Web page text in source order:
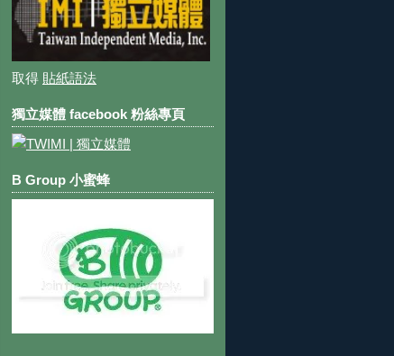
取得 貼紙語法
獨立媒體 facebook 粉絲專頁
B Group 小蜜蜂